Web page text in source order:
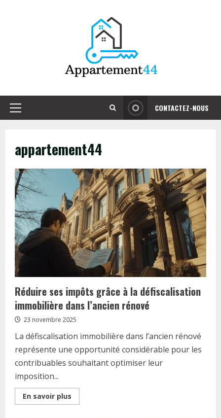
Primary
CONTACTEZ-NOUS
appartement44
Réduire ses impôts grâce à la défiscalisation
immobilière dans l’ancien rénové
23 novembre 2025
La défiscalisation immobilière dans l’ancien rénové
représente une opportunité considérable pour les
contribuables souhaitant optimiser leur
imposition...
En savoir plus
more